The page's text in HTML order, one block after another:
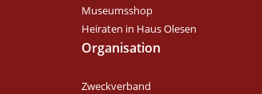
Museumsshop
Heiraten in Haus Olesen
Organisation
Zweckverband